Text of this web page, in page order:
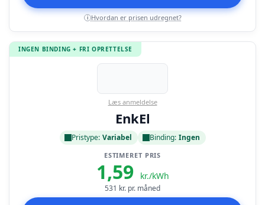
i Hvordan er prisen udregnet?
INGEN BINDING + FRI OPRETTELSE
Læs anmeldelse
EnkEl
Pristype: Variabel Binding: Ingen
ESTIMERET PRIS
1,59 kr./kWh
531 kr. pr. måned